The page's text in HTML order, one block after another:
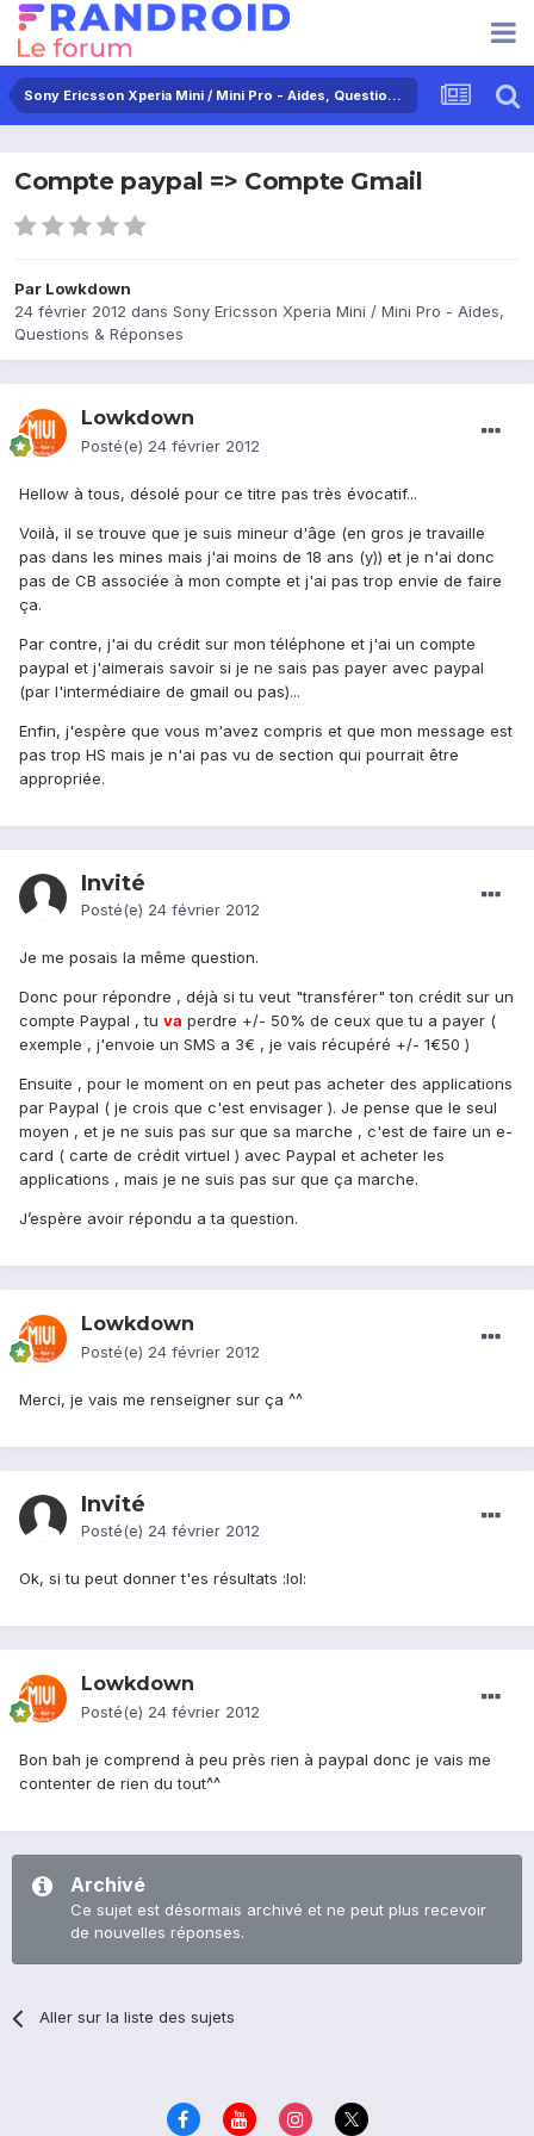
Sony Ericsson Xperia Mini / Mini Pro - Aides, Questions & Réponses
Compte paypal => Compte Gmail
Par Lowkdown
24 février 2012 dans Sony Ericsson Xperia Mini / Mini Pro - Aides,
Questions & Réponses
Lowkdown
Posté(e) 24 février 2012
Hellow à tous, désolé pour ce titre pas très évocatif...
Voilà, il se trouve que je suis mineur d'âge (en gros je travaille
pas dans les mines mais j'ai moins de 18 ans (y)) et je n'ai donc
pas de CB associée à mon compte et j'ai pas trop envie de faire
ça.
Par contre, j'ai du crédit sur mon téléphone et j'ai un compte
paypal et j'aimerais savoir si je ne sais pas payer avec paypal
(par l'intermédiaire de gmail ou pas)...
Enfin, j'espère que vous m'avez compris et que mon message est
pas trop HS mais je n'ai pas vu de section qui pourrait être
appropriée.
Invité
Posté(e) 24 février 2012
Je me posais la même question.
Donc pour répondre , déjà si tu veut "transférer" ton crédit sur un
compte Paypal , tu va perdre +/- 50% de ceux que tu a payer (
exemple , j'envoie un SMS a 3€ , je vais récupéré +/- 1€50 )
Ensuite , pour le moment on en peut pas acheter des applications
par Paypal ( je crois que c'est envisager ). Je pense que le seul
moyen , et je ne suis pas sur que sa marche , c'est de faire un e-
card ( carte de crédit virtuel ) avec Paypal et acheter les
applications , mais je ne suis pas sur que ça marche.
J’espère avoir répondu a ta question.
Lowkdown
Posté(e) 24 février 2012
Merci, je vais me renseigner sur ça ^^
Invité
Posté(e) 24 février 2012
Ok, si tu peut donner t'es résultats :lol:
Lowkdown
Posté(e) 24 février 2012
Bon bah je comprend à peu près rien à paypal donc je vais me
contenter de rien du tout^^
Archivé
Ce sujet est désormais archivé et ne peut plus recevoir
de nouvelles réponses.
Aller sur la liste des sujets